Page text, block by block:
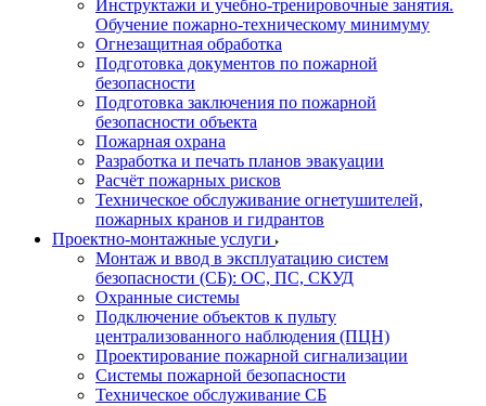
Инструктажи и учебно-тренировочные занятия.
Обучение пожарно-техническому минимуму
Огнезащитная обработка
Подготовка документов по пожарной
безопасности
Подготовка заключения по пожарной
безопасности объекта
Пожарная охрана
Разработка и печать планов эвакуации
Расчёт пожарных рисков
Техническое обслуживание огнетушителей,
пожарных кранов и гидрантов
Проектно-монтажные услуги
Монтаж и ввод в эксплуатацию систем
безопасности (СБ): ОС, ПС, СКУД
Охранные системы
Подключение объектов к пульту
централизованного наблюдения (ПЦН)
Проектирование пожарной сигнализации
Системы пожарной безопасности
Техническое обслуживание СБ